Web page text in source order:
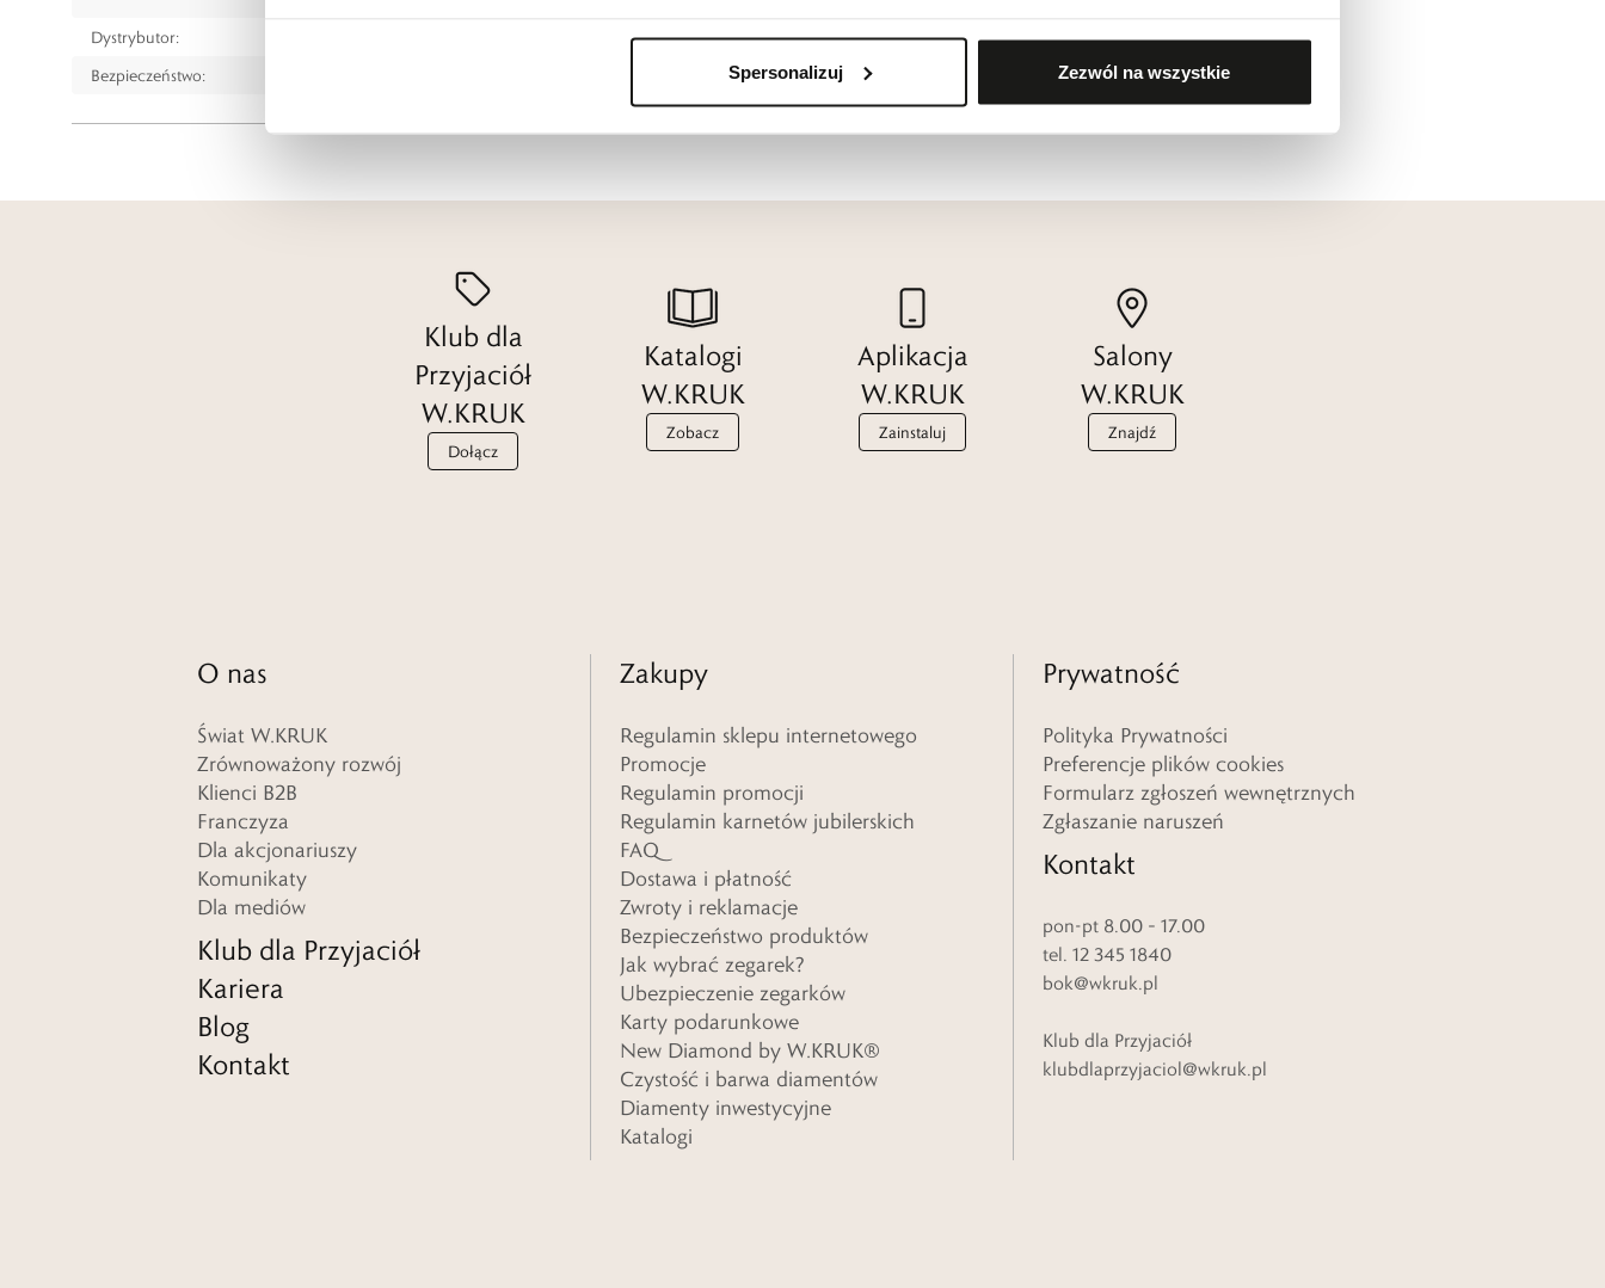
Spersonalizuj Zezwól na wszystkie
Dystrybutor:
Bezpieczeństwo:
Klub dla
Przyjaciół
W.KRUK
Dołącz
Katalogi
W.KRUK
Zobacz
Aplikacja
W.KRUK
Zainstaluj
Salony
W.KRUK
Znajdź
O nas
Świat W.KRUK
Zrównoważony rozwój
Klienci B2B
Franczyza
Dla akcjonariuszy
Komunikaty
Dla mediów
Klub dla Przyjaciół
Kariera
Blog
Kontakt
Zakupy
Regulamin sklepu internetowego
Promocje
Regulamin promocji
Regulamin karnetów jubilerskich
FAQ
Dostawa i płatność
Zwroty i reklamacje
Bezpieczeństwo produktów
Jak wybrać zegarek?
Ubezpieczenie zegarków
Karty podarunkowe
New Diamond by W.KRUK®
Czystość i barwa diamentów
Diamenty inwestycyjne
Katalogi
Prywatność
Polityka Prywatności
Preferencje plików cookies
Formularz zgłoszeń wewnętrznych
Zgłaszanie naruszeń
Kontakt
pon-pt 8.00 – 17.00
tel. 12 345 1840
bok@wkruk.pl
Klub dla Przyjaciół
klubdlaprzyjaciol@wkruk.pl